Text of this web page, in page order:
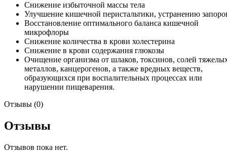
Снижение избыточной массы тела
Улучшение кишечной перистальтики, устранению
Восстановление оптимального баланса кишечной
микрофлоры
Снижение количества в крови холестерина
Снижение в крови содержания глюкозы
Очищение организма от шлаков, токсинов, солей
металлов, канцерогенов, а также вредных веществ,
образующихся при воспалительных процессах или
нарушении пищеварения.
Отзывы (0)
Отзывы
Отзывов пока нет.